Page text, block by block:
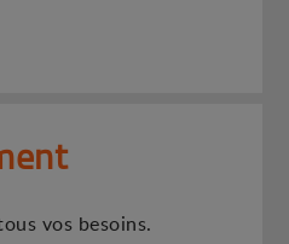
vos besoins.